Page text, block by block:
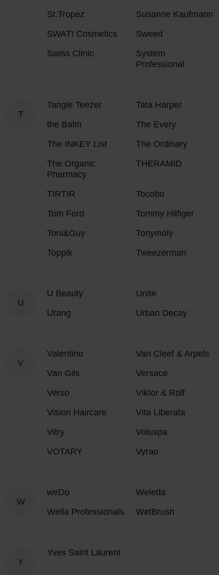
St.Tropez
Susanne Kaufmann
SWATI Cosmetics
Sweed
Swiss Clinic
System
Professional
T
Tangle Teezer
Tata Harper
the Balm
The Every
The INKEY List
The Ordinary
The Organic
Pharmacy
THERAMID
TIRTIR
Tocobo
Tom Ford
Tommy Hilfiger
Toni&Guy
Tonymoly
Toppik
Tweezerman
U
U Beauty
Unite
Urang
Urban Decay
V
Valentino
Van Cleef & Arpels
Van Gils
Versace
Verso
Viktor & Rolf
Vision Haircare
Vita Liberata
Vitry
Voluspa
VOTARY
Vyrao
W
weDo
Weleda
Wella Professionals
WetBrush
Y
Yves Saint Laurent